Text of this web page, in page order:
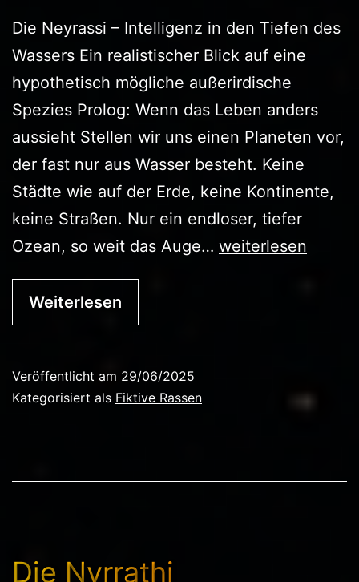
Die Neyrassi – Intelligenz in den Tiefen des
Wassers Ein realistischer Blick auf eine
hypothetisch mögliche außerirdische
Spezies Prolog: Wenn das Leben anders
aussieht Stellen wir uns einen Planeten vor,
der fast nur aus Wasser besteht. Keine
Städte wie auf der Erde, keine Kontinente,
keine Straßen. Nur ein endloser, tiefer
Ozean, so weit das Auge… Die
weiterlesen
Weiterlesen
Veröffentlicht am 29/06/2025
Kategorisiert als Fiktive Rassen
Die Nyrrathi